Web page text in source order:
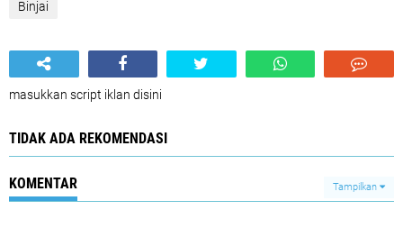
Binjai
masukkan script iklan disini
TIDAK ADA REKOMENDASI
KOMENTAR Tampilkan